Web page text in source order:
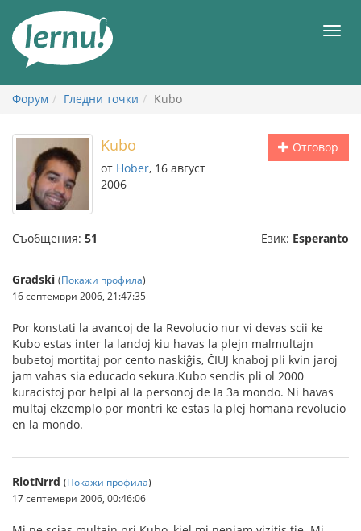
съдържанието
Форум Гледни точки Kubo
Отговор
Kubo
от Hober, 16 август
2006
Съобщения: 51 Език: Esperanto
Gradski (Покажи профила)
16 септември 2006, 21:47:35
Por konstati la avancoj de la Revolucio nur vi devas scii ke
Kubo estas inter la landoj kiu havas la plejn malmultajn
bubetoj mortitaj por cento naskiĝis, ĈIUJ knaboj pli kvin jaroj
jam vahas sia educado sekura.Kubo sendis pli ol 2000
kuracistoj por helpi al la personoj de la 3a mondo. Ni havas
multaj ekzemplo por montri ke estas la plej homana revolucio
en la mondo.
RiotNrrd (Покажи профила)
17 септември 2006, 00:46:06